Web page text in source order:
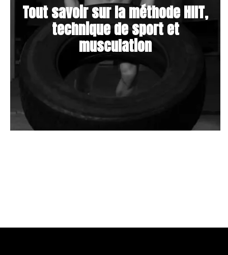
Tout savoir sur la méthode HIIT,
technique de sport et
musculation